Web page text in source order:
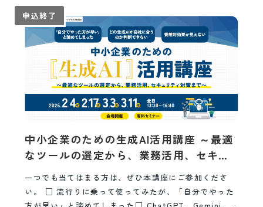
申込終了
中小企業のための生成AI活用講座 ～最適
なツールの選定から、業務活用、セキュ
リティ対策まで～
一つでも当てはまる方は、ぜひ本講座にご参加くださ
い。 □ 流行りに乗って使ってみたが、「自分でやった